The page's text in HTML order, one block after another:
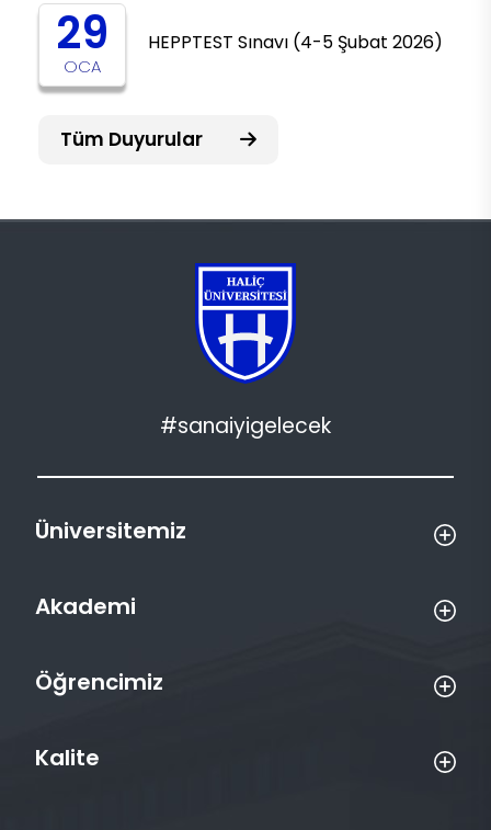
29
OCA
HEPPTEST Sınavı (4-5 Şubat 2026)
Tüm Duyurular
#sanaiyigelecek
Üniversitemiz
Akademi
Öğrencimiz
Kalite